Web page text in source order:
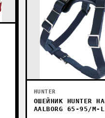
HUNTER
ОШЕЙНИК HUNTER
AALBORG 65-95/M-